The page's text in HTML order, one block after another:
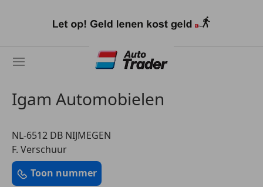
naar
Igam Automobielen
NL-6512 DB NIJMEGEN
F. Verschuur
Toon nummer